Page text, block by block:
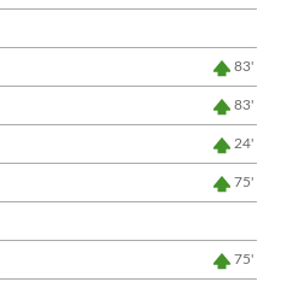
83'
83'
24'
75'
75'